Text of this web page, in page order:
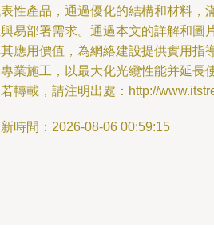
性產品，通過優化的結構和材料，
易部署需求。通過本文的詳解和圖
應用價值，為網絡建設提供實用指
業施工，以最大化光纜性能并延長
轉載，請注明出處：http://
時間：2026-08-06 00:59:15